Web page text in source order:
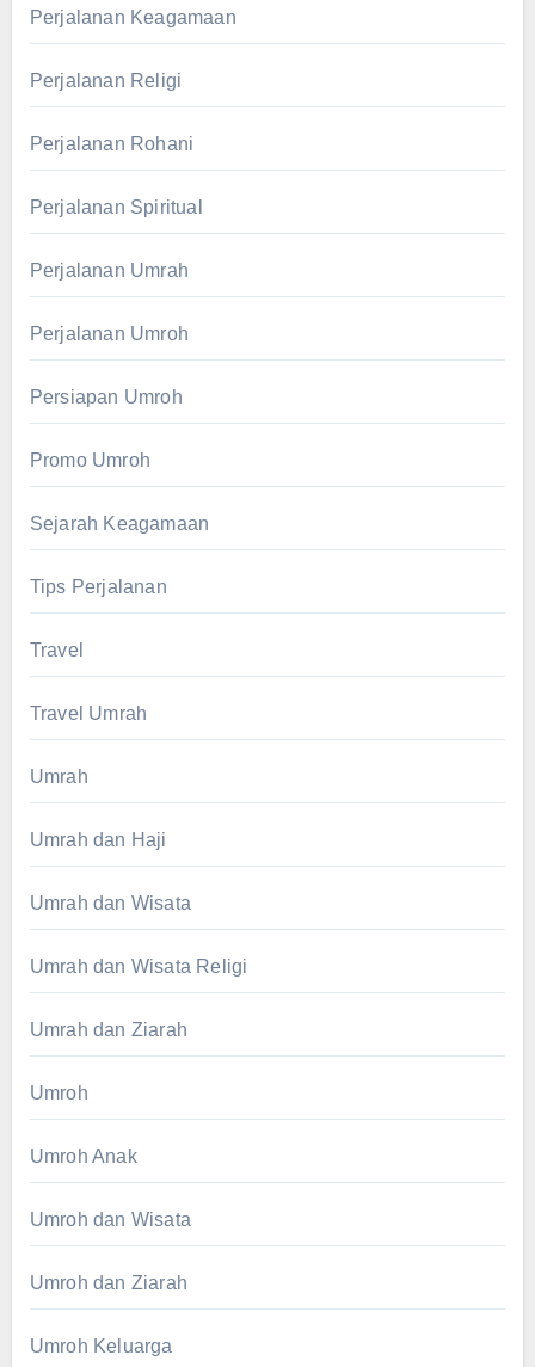
Perjalanan Keagamaan
Perjalanan Religi
Perjalanan Rohani
Perjalanan Spiritual
Perjalanan Umrah
Perjalanan Umroh
Persiapan Umroh
Promo Umroh
Sejarah Keagamaan
Tips Perjalanan
Travel
Travel Umrah
Umrah
Umrah dan Haji
Umrah dan Wisata
Umrah dan Wisata Religi
Umrah dan Ziarah
Umroh
Umroh Anak
Umroh dan Wisata
Umroh dan Ziarah
Umroh Keluarga